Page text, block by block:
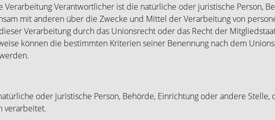
Verantwortlicher ist die natürliche oder juristische Person,
mit anderen über die Zwecke und Mittel der Verarbeitung von
Verarbeitung durch das Unionsrecht oder das Recht der
können die bestimmten Kriterien seiner Benennung nach dem
oder juristische Person, Behörde, Einrichtung oder andere Stelle,
verarbeitet.